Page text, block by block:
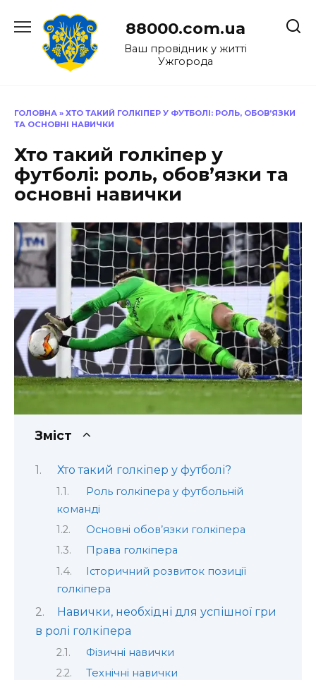
до
88000.com.ua
Ваш провідник у житті
Ужгорода
ГОЛОВНА » ХТО ТАКИЙ ГОЛКІПЕР У ФУТБОЛІ: РОЛЬ, ОБОВ’ЯЗКИ
ТА ОСНОВНІ НАВИЧКИ
Хто такий голкіпер у
футболі: роль, обов’язки та
основні навички
Зміст
Хто такий голкіпер у футболі?
Роль голкіпера у футбольній
команді
Основні обов’язки голкіпера
Права голкіпера
Історичний розвиток позиції
голкіпера
Навички, необхідні для успішної гри
в ролі голкіпера
Фізичні навички
Технічні навички